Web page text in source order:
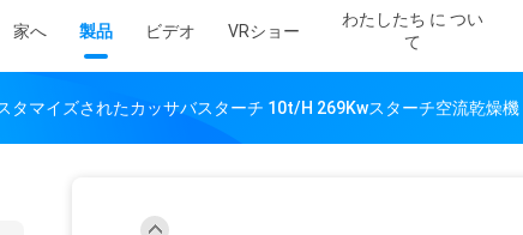
家へ 製品 ビデオ VRショー
わたしたち に つい
て
タマイズされたカッサバスターチ 10t/H 269Kwスターチ空流乾燥機